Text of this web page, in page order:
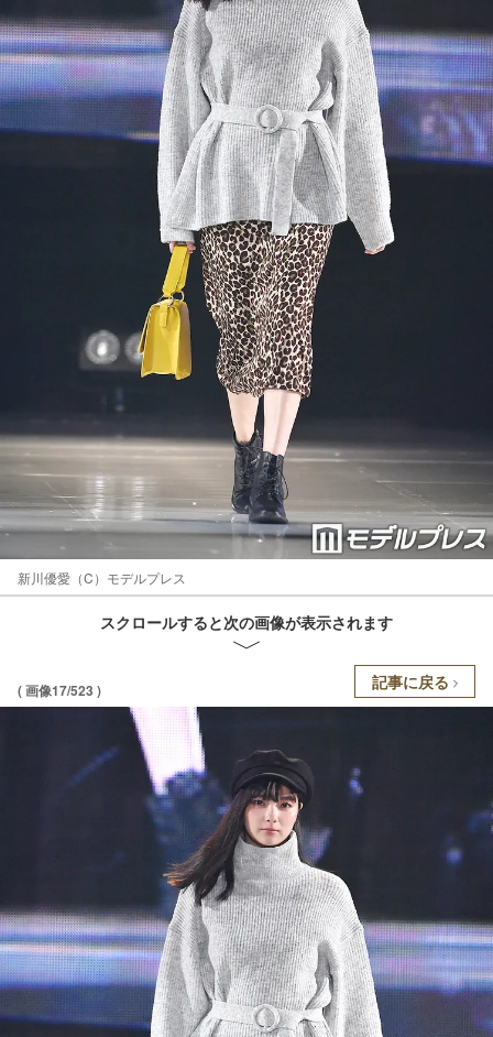
新川優愛（C）モデルプレス
スクロールすると次の画像が表示されます
( 画像17/523 ) 記事に戻る